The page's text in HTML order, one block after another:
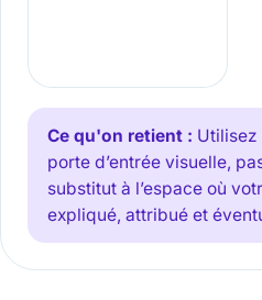
Ce qu'on retient : Utilisez
porte d’entrée visuelle,
substitut à l’espace où
expliqué, attribué et